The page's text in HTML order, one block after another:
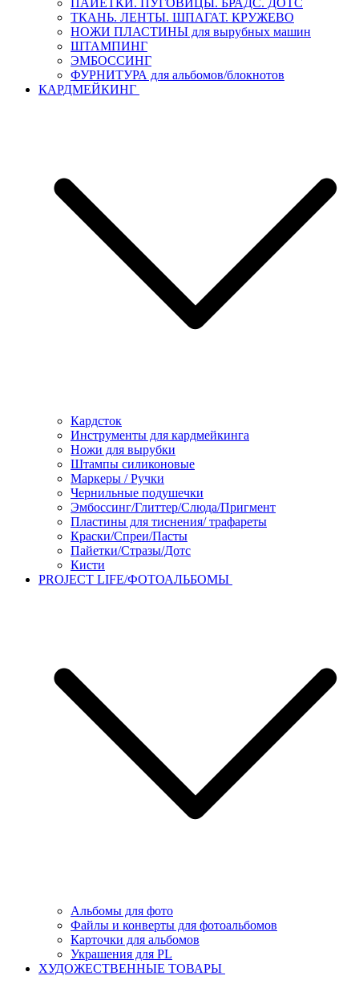
ТКАНЬ. ЛЕНТЫ. ШПАГАТ. КРУЖЕВО
НОЖИ ПЛАСТИНЫ для вырубных машин
ШТАМПИНГ
ЭМБОССИНГ
ФУРНИТУРА для альбомов/блокнотов
КАРДМЕЙКИНГ
Кардсток
Инструменты для кардмейкинга
Ножи для вырубки
Штампы силиконовые
Маркеры / Ручки
Чернильные подушечки
Эмбоссинг/Глиттер/Слюда/Пригмент
Пластины для тиснения/ трафареты
Краски/Спреи/Пасты
Пайетки/Стразы/Дотс
Кисти
PROJECT LIFE/ФОТОАЛЬБОМЫ
Альбомы для фото
Файлы и конверты для фотоальбомов
Карточки для альбомов
Украшения для PL
ХУДОЖЕСТВЕННЫЕ ТОВАРЫ